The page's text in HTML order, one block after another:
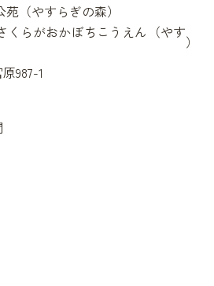
（やすらぎの森）
くらがおかぼちこうえん（やす
）
987-1